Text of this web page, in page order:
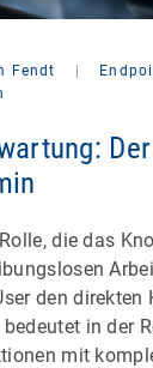
Fendt
die das
den
in der
mit